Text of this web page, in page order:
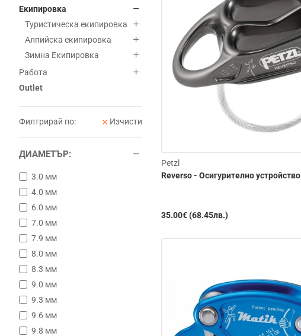
Екипировка
Туристическа екипировка
Алпийска екипировка
Зимна Екипировка
Работа
Outlet
Филтрирай по: Изчисти
ДИАМЕТЪР:
3.0 мм
4.0 мм
6.0 мм
7.0 мм
7.9 мм
8.0 мм
8.3 мм
9.0 мм
9.3 мм
9.6 мм
9.8 мм
Petzl
Reverso - Осигурително устройство
35.00€ (68.45лв.)